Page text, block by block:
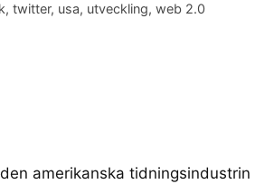
,twitter, usa, utveckling,web 2.0
amerikanska tidningsindustrin